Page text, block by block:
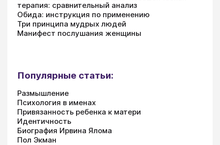
терапия: сравнительный анализ
Обида: инструкция по применению
Три принципа мудрых людей
Манифест послушания женщины
Популярные статьи:
Размышление
Психология в именах
Привязанность ребенка к матери
Идентичность
Биография Ирвина Ялома
Пол Экман